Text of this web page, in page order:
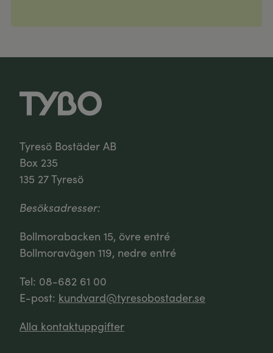
Tyresö Bostäder AB
Box 235
135 27 Tyresö
Besöksadresser:
Bollmorabacken 15, övre entré
Bollmoravägen 119, nedre entré
Tel: 08-682 61 00
E-post: kundvard@tyresobostader.se
Alla kontaktuppgifter